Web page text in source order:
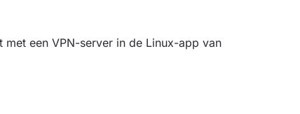
een VPN-server in de Linux-app van